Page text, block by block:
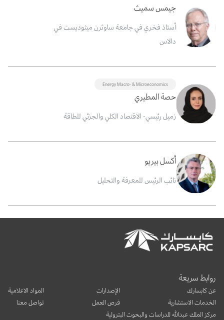
جيمس سميث
أستاذ فخري في جامعة ساوثرن ميثوديست في
دالاس
Energy Macro- & Microeconomics
حصة المطيري
زميل رئيسي- الاقتصاد الكلي والجزئي للطاقة
أكسل بيريو
نائب الرئيس للمعرفة والتحليل
روابط سريعة
عن كابسارك
الخدمات الاستشارية
الإصدارات
فرص العمل
المواد الاعلامية
تواصل معنا
مركز الملك عبدالله للدراسات والبحوث البترولية